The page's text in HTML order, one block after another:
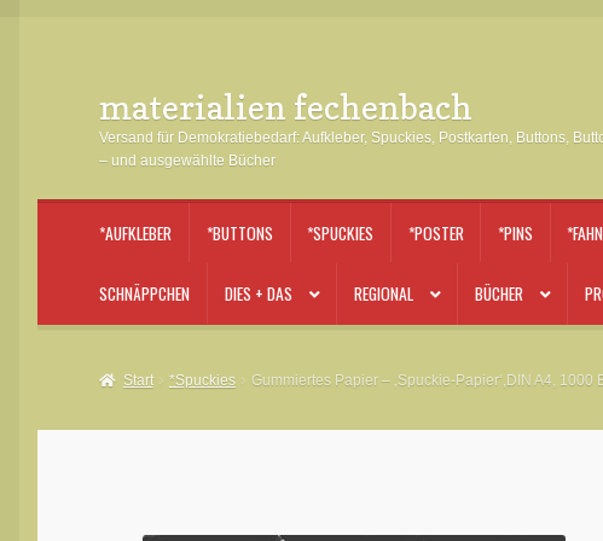
Navigation
springen
Inhalt
springen
materialien fechenbach
Versand für Demokratiebedarf: Aufkleber, Spuckies, Postkarten, Buttons,
– und ausgewählte Bücher
*AUFKLEBER *BUTTONS *SPUCKIES *POSTER *PINS
SCHNÄPPCHEN DIES + DAS REGIONAL BÜCHER
Start *Spuckies Gummiertes Papier – ‚Spuckie-Papier‘,DIN A4, 1000